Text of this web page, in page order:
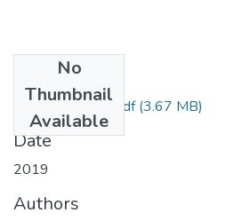
No
Thumbnail
Available
MAHIOU Asma.pdf(3.67 MB)
Date
2019
Authors